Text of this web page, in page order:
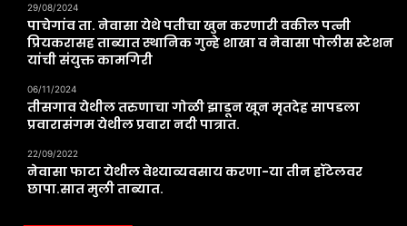
29/08/2024
पाचेगांव ता. नेवासा येथे पतीचा खुन करणारी वकील पत्नी
प्रियकरासह ताब्यात स्थानिक गुन्हे शाखा व नेवासा पोलीस स्टेशन
यांची संयुक्त कामगिरी
06/11/2024
तीसगाव येथील तरुणाचा गोळी झाडून खून मृतदेह सापडला
प्रवारासंगम येथील प्रवारा नदी पात्रात.
22/09/2022
नेवासा फाटा येथील वेश्याव्यवसाय करणा-या तीन हॉटेलवर
छापा.सात मुली ताब्यात.